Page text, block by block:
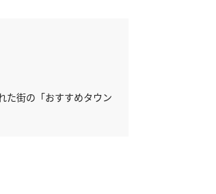
た街の「おすすめタウン